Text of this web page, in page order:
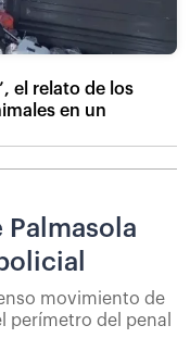
el relato de los
en un
movimiento de
perímetro del penal